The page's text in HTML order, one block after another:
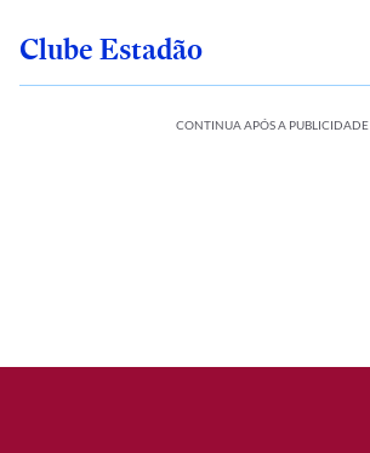
Clube Estadão
CONTINUA APÓS A PUBLICIDADE